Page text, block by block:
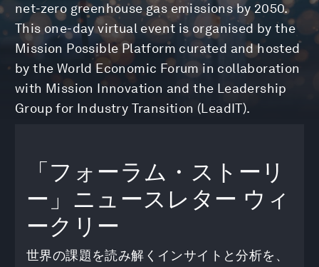
net-zero greenhouse gas emissions by 2050.
This one-day virtual event is organised by the
Mission Possible Platform curated and hosted
by the World Economic Forum in collaboration
with Mission Innovation and the Leadership
Group for Industry Transition (LeadIT).
「フォーラム・ストーリ
ー」ニュースレター ウィ
ークリー
世界の課題を読み解くインサイトと分析を、